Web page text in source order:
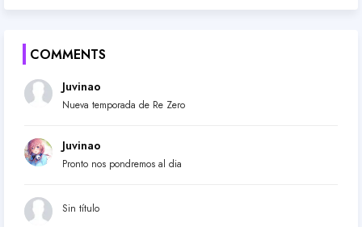
COMMENTS
Juvinao
Nueva temporada de Re Zero
Juvinao
Pronto nos pondremos al dia
Sin título